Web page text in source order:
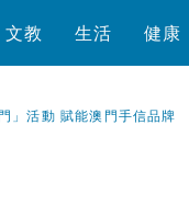
文教 生活 健康
」活動 賦能澳門手信品牌